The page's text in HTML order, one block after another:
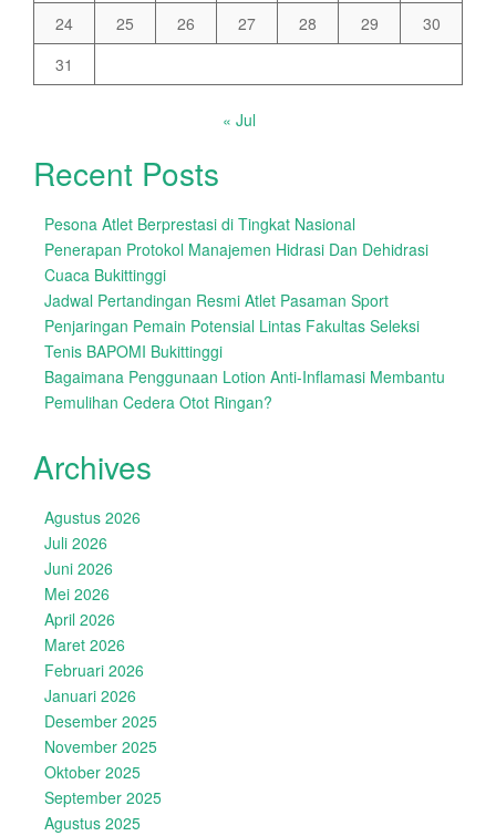
24
25 26 27 28 29
30
31
« Jul
Recent Posts
Pesona Atlet Berprestasi di Tingkat Nasional
Penerapan Protokol Manajemen Hidrasi Dan Dehidrasi
Cuaca Bukittinggi
Jadwal Pertandingan Resmi Atlet Pasaman Sport
Penjaringan Pemain Potensial Lintas Fakultas Seleksi
Tenis BAPOMI Bukittinggi
Bagaimana Penggunaan Lotion Anti-Inflamasi Membantu
Pemulihan Cedera Otot Ringan?
Archives
Agustus 2026
Juli 2026
Juni 2026
Mei 2026
April 2026
Maret 2026
Februari 2026
Januari 2026
Desember 2025
November 2025
Oktober 2025
September 2025
Agustus 2025